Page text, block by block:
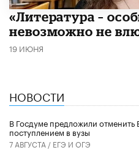
​«Литература –
невозможно не
19 ИЮНЯ
НОВОСТИ
В Госдуме предложили отменить
поступлением в вузы
7 АВГУСТА / ЕГЭ И ОГЭ